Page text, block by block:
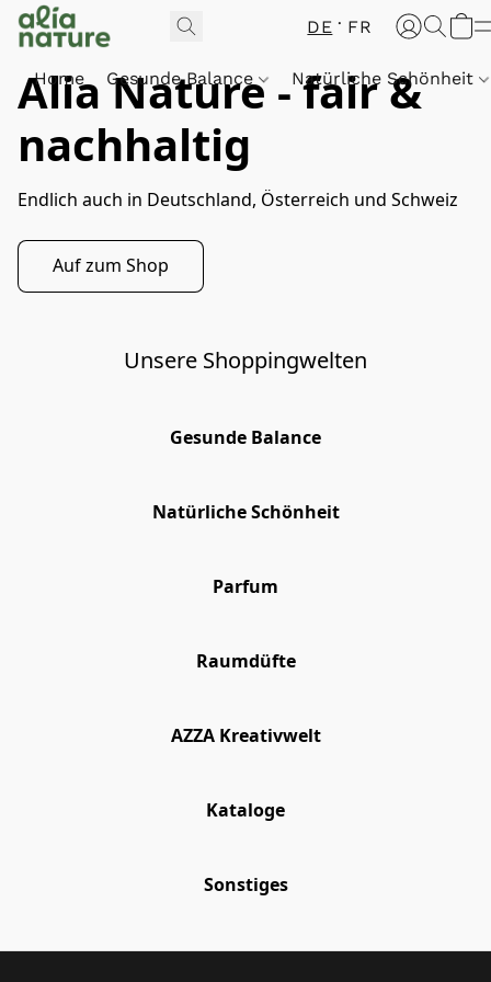
DE FR
Home Gesunde Balance Natürliche Schönheit
Alia Nature - fair &
nachhaltig
Endlich auch in Deutschland, Österreich und Schweiz
Auf zum Shop
Unsere Shoppingwelten
Gesunde Balance
Natürliche Schönheit
Parfum
Raumdüfte
AZZA Kreativwelt
Kataloge
Sonstiges